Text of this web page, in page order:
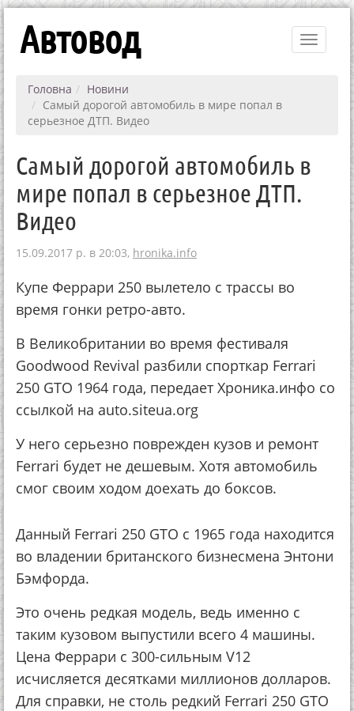
Toggle
Автовод
Головна
Новини
Самый дорогой автомобиль в мире попал в
серьезное ДТП. Видео
Самый дорогой автомобиль в
мире попал в серьезное ДТП.
Видео
15.09.2017 р. в 20:03, hronika.info
Купе Феррари 250 вылетело с трассы во
время гонки ретро-авто.
В Великобритании во время фестиваля
Goodwood Revival разбили спорткар Ferrari
250 GTO 1964 года, передает Хроника.инфо со
ссылкой на auto.siteua.org
У него серьезно поврежден кузов и ремонт
Ferrari будет не дешевым. Хотя автомобиль
смог своим ходом доехать до боксов.
Данный Ferrari 250 GTO с 1965 года находится
во владении британского бизнесмена Энтони
Бэмфорда.
Это очень редкая модель, ведь именно с
таким кузовом выпустили всего 4 машины.
Цена Феррари с 300-сильным V12
исчисляется десятками миллионов долларов.
Для справки, не столь редкий Ferrari 250 GTO